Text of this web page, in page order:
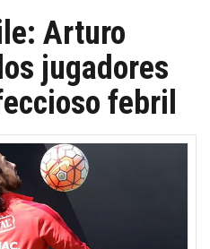
Arturo
jugadores
febril